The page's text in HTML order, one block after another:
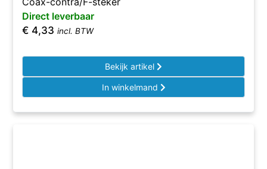
Direct leverbaar
€ 4,33 incl. BTW
Bekijk artikel
In winkelmand